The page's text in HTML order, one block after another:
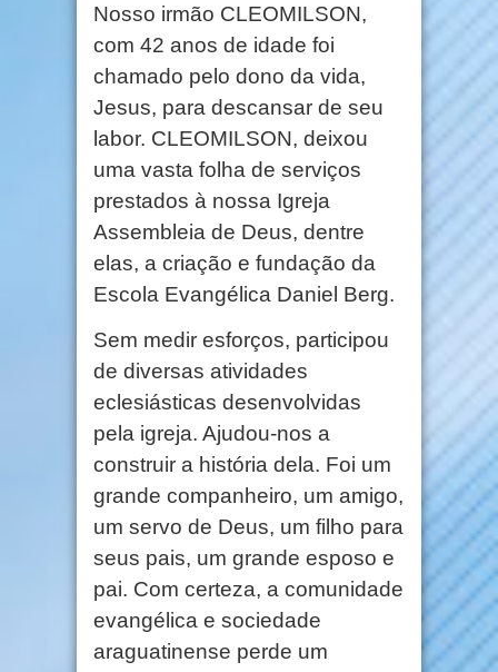
Nosso irmão CLEOMILSON,
com 42 anos de idade foi
chamado pelo dono da vida,
Jesus, para descansar de seu
labor. CLEOMILSON, deixou
uma vasta folha de serviços
prestados à nossa Igreja
Assembleia de Deus, dentre
elas, a criação e fundação da
Escola Evangélica Daniel Berg.
Sem medir esforços, participou
de diversas atividades
eclesiásticas desenvolvidas
pela igreja. Ajudou-nos a
construir a história dela. Foi um
grande companheiro, um amigo,
um servo de Deus, um filho para
seus pais, um grande esposo e
pai. Com certeza, a comunidade
evangélica e sociedade
araguatinense perde um